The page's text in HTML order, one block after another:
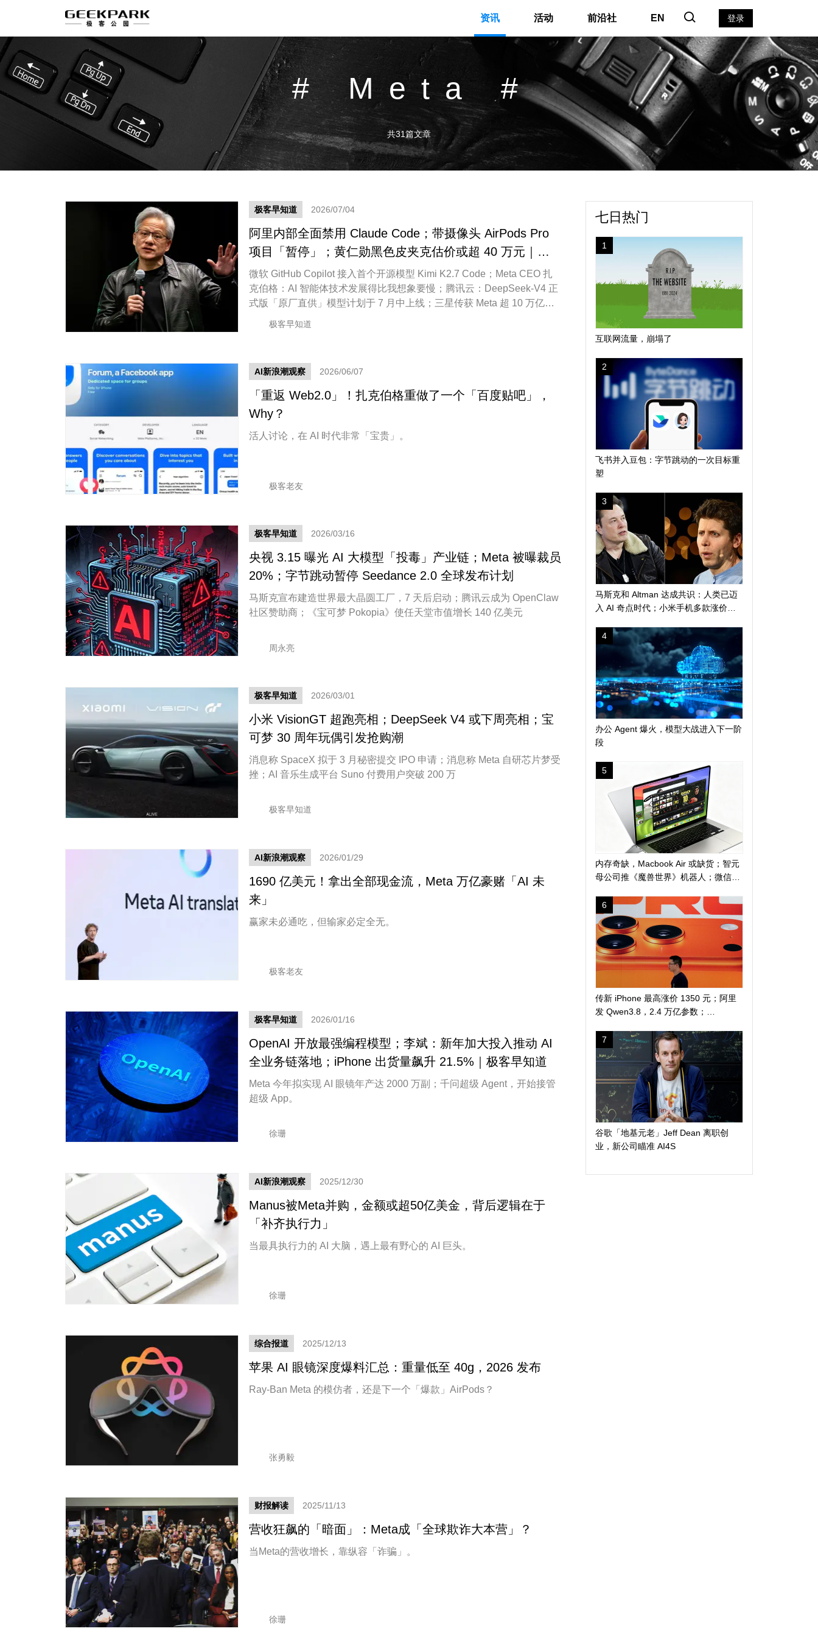
资讯 活动 前沿社 EN 登录
# Meta #
共31篇文章
极客早知道 2026/07/04
阿里内部全面禁用 Claude Code；带摄像头 AirPods Pro
项目「暂停」；黄仁勋黑色皮夹克估价或超 40 万元｜极
客早知道
微软 GitHub Copilot 接入首个开源模型 Kimi K2.7 Code；Meta CEO 扎
克伯格：AI 智能体技术发展得比我想象要慢；腾讯云：DeepSeek-V4 正
式版「原厂直供」模型计划于 7 月中上线；三星传获 Meta 超 10 万亿韩
元 AI 芯片代工订单，2 纳米中长期积压订单看涨
极客早知道
AI新浪潮观察 2026/06/07
「重返 Web2.0」！扎克伯格重做了一个「百度贴吧」，
Why？
活人讨论，在 AI 时代非常「宝贵」。
极客老友
极客早知道 2026/03/16
央视 3.15 曝光 AI 大模型「投毒」产业链；Meta 被曝裁员
20%；字节跳动暂停 Seedance 2.0 全球发布计划
马斯克宣布建造世界最大晶圆工厂，7 天后启动；腾讯云成为 OpenClaw
社区赞助商；《宝可梦 Pokopia》使任天堂市值增长 140 亿美元
周永亮
极客早知道 2026/03/01
小米 VisionGT 超跑亮相；DeepSeek V4 或下周亮相；宝
可梦 30 周年玩偶引发抢购潮
消息称 SpaceX 拟于 3 月秘密提交 IPO 申请；消息称 Meta 自研芯片梦受
挫；AI 音乐生成平台 Suno 付费用户突破 200 万
极客早知道
AI新浪潮观察 2026/01/29
1690 亿美元！拿出全部现金流，Meta 万亿豪赌「AI 未
来」
赢家未必通吃，但输家必定全无。
极客老友
极客早知道 2026/01/16
OpenAI 开放最强编程模型；李斌：新年加大投入推动 AI
全业务链落地；iPhone 出货量飙升 21.5%｜极客早知道
Meta 今年拟实现 AI 眼镜年产达 2000 万副；千问超级 Agent，开始接管
超级 App。
徐珊
AI新浪潮观察 2025/12/30
Manus被Meta并购，金额或超50亿美金，背后逻辑在于
「补齐执行力」
当最具执行力的 AI 大脑，遇上最有野心的 AI 巨头。
徐珊
综合报道 2025/12/13
苹果 AI 眼镜深度爆料汇总：重量低至 40g，2026 发布
Ray-Ban Meta 的模仿者，还是下一个「爆款」AirPods？
张勇毅
财报解读 2025/11/13
营收狂飙的「暗面」：Meta成「全球欺诈大本营」？
当Meta的营收增长，靠纵容「诈骗」。
徐珊
七日热门
1
互联网流量，崩塌了
2
飞书并入豆包：字节跳动的一次目标重
塑
3
马斯克和 Altman 达成共识：人类已迈
入 AI 奇点时代；小米手机多款涨价
致产品延期发布
4
办公 Agent 爆火，模型大战进入下一阶
段
5
内存奇缺，Macbook Air 或缺货；智元
母公司推《魔兽世界》机器人；微信地
6
传新 iPhone 最高涨价 1350 元；阿里
发 Qwen3.8，2.4 万亿参数；
7
谷歌「地基元老」Jeff Dean 离职创
业，新公司瞄准 AI4S